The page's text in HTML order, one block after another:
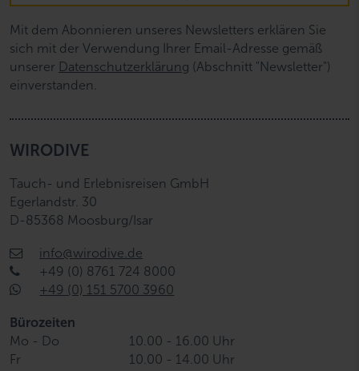
Mit dem Abonnieren unseres Newsletters erklären Sie
sich mit der Verwendung Ihrer Email-Adresse gemäß
unserer Datenschutzerklärung (Abschnitt "Newsletter")
einverstanden.
WIRODIVE
Tauch- und Erlebnisreisen GmbH
Egerlandstr. 30
D-85368 Moosburg/Isar
info@wirodive.de
+49 (0) 8761 724 8000
+49 (0) 151 5700 3960
Bürozeiten
Mo - Do
10.00 - 16.00 Uhr
Fr
10.00 - 14.00 Uhr